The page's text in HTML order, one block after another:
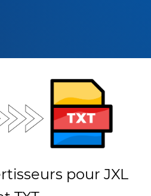
pour JXL